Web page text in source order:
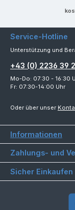
Service-Hotline
Unterstützung und
+43 (0) 2236 39
Mo-Do: 07:30 - 16:30
Fr: 07:30-14:00 Uhr
Oder über unser
Informationen
Zahlungs- und
Sicher Einkaufen